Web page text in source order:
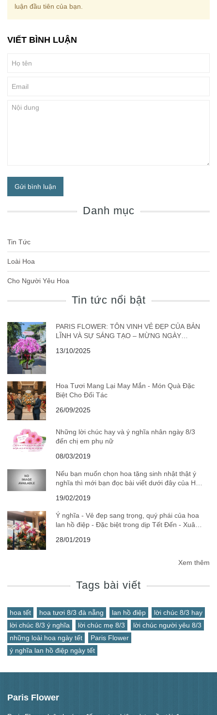
luận đầu tiên của bạn.
VIẾT BÌNH LUẬN
Gửi bình luận
Danh mục
Tin Tức
Loài Hoa
Cho Người Yêu Hoa
Tin tức nổi bật
PARIS FLOWER: TÔN VINH VẺ ĐẸP CỦA BẢN
LĨNH VÀ SỰ SÁNG TẠO – MỪNG NGÀY
13/10/2025
Hoa Tươi Mang Lại May Mắn - Món Quà Đặc
Biệt Cho Đối Tác
26/09/2025
Những lời chúc hay và ý nghĩa nhân ngày 8/3
đến chị em phụ nữ
08/03/2019
Nếu bạn muốn chọn hoa tặng sinh nhật thật ý
nghĩa thì mới bạn đọc bài viết dưới đây của Hoa
19/02/2019
Ý nghĩa - Vẻ đẹp sang trọng, quý phái của hoa
lan hồ điệp - Đặc biệt trong dịp Tết Đến - Xuân
28/01/2019
Xem thêm
Tags bài viết
hoa tết hoa tươi 8/3 đà nẵng lan hồ điệp
lời chúc 8/3 hay
lời chúc 8/3 ý nghĩa
lời chúc mẹ 8/3
lời chúc người yêu 8/3
những loài hoa ngày tết
Paris Flower
ý nghĩa lan hồ điệp ngày tết
Paris Flower